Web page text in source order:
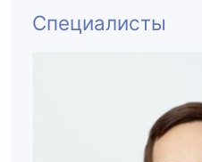
Специалисты